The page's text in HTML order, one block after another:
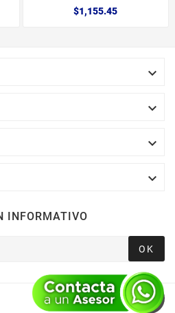
$1,155.45




INFORMATIVO
OK